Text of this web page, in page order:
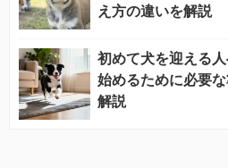
え方の違いを解説
初めて犬を迎える
始めるために必要
解説